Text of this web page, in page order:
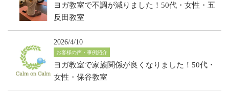
ヨガ教室で不調が減りました！50代・女性・五
反田教室
2026/4/10
お客様の声・事例紹介
ヨガ教室で家族関係が良くなりました！50代・
女性・保谷教室